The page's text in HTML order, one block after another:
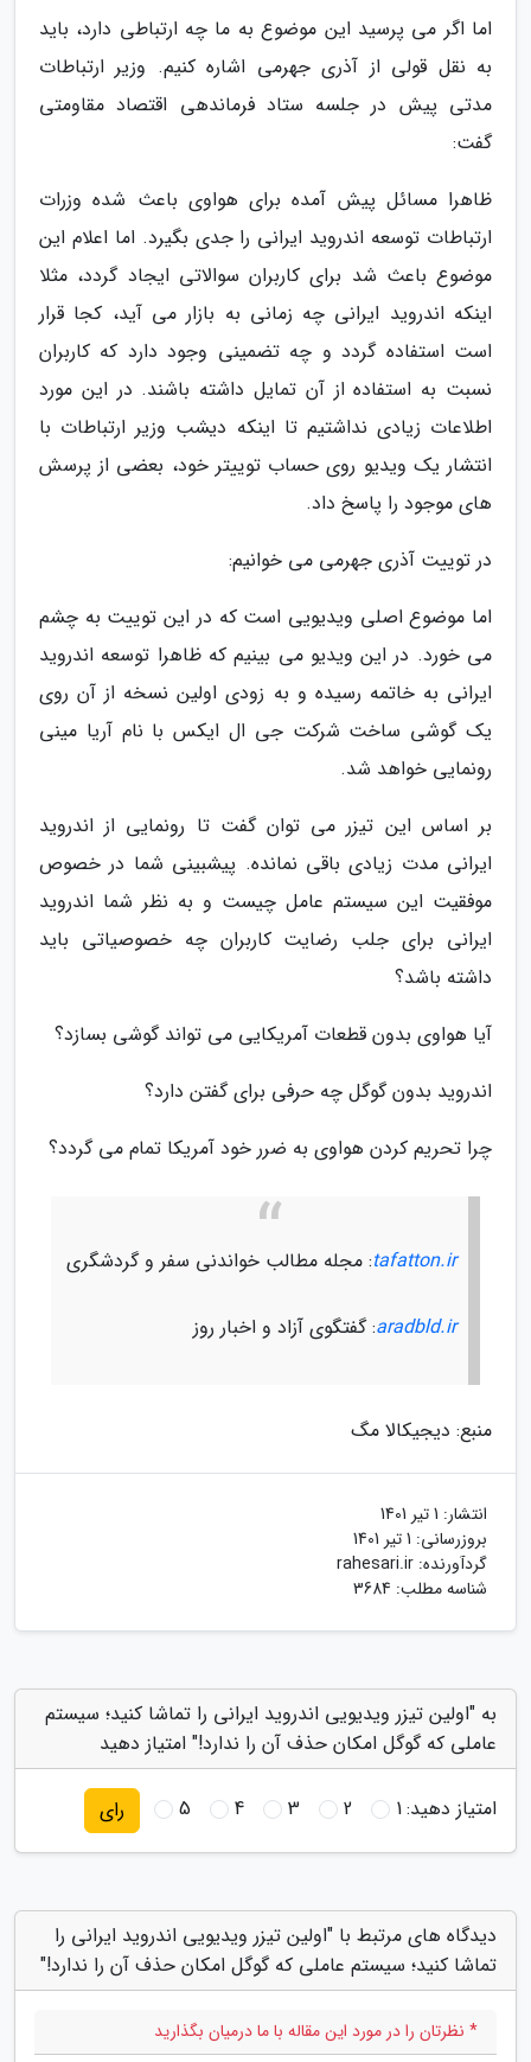
اما اگر می پرسید این موضوع به ما چه ارتباطی دارد، باید
به نقل قولی از آذری جهرمی اشاره کنیم. وزیر ارتباطات
مدتی پیش در جلسه ستاد فرماندهی اقتصاد مقاومتی
گفت:
ظاهرا مسائل پیش آمده برای هواوی باعث شده وزرات
ارتباطات توسعه اندروید ایرانی را جدی بگیرد. اما اعلام این
موضوع باعث شد برای کاربران سوالاتی ایجاد گردد، مثلا
اینکه اندروید ایرانی چه زمانی به بازار می آید، کجا قرار
است استفاده گردد و چه تضمینی وجود دارد که کاربران
نسبت به استفاده از آن تمایل داشته باشند. در این مورد
اطلاعات زیادی نداشتیم تا اینکه دیشب وزیر ارتباطات با
انتشار یک ویدیو روی حساب توییتر خود، بعضی از پرسش
های موجود را پاسخ داد.
در توییت آذری جهرمی می خوانیم:
اما موضوع اصلی ویدیویی است که در این توییت به چشم
می خورد. در این ویدیو می بینیم که ظاهرا توسعه اندروید
ایرانی به خاتمه رسیده و به زودی اولین نسخه از آن روی
یک گوشی ساخت شرکت جی ال ایکس با نام آریا مینی
رونمایی خواهد شد.
بر اساس این تیزر می توان گفت تا رونمایی از اندروید
ایرانی مدت زیادی باقی نمانده. پیشبینی شما در خصوص
موفقیت این سیستم عامل چیست و به نظر شما اندروید
ایرانی برای جلب رضایت کاربران چه خصوصیاتی باید
داشته باشد؟
آیا هواوی بدون قطعات آمریکایی می تواند گوشی بسازد؟
اندروید بدون گوگل چه حرفی برای گفتن دارد؟
چرا تحریم کردن هواوی به ضرر خود آمریکا تمام می گردد؟
tafatton.ir: مجله مطالب خواندنی سفر و گردشگری
aradbld.ir: گفتگوی آزاد و اخبار روز
منبع: دیجیکالا مگ
انتشار: 1 تیر 1401
بروزرسانی: 1 تیر 1401
گردآورنده: rahesari.ir
شناسه مطلب: 3684
به "اولین تیزر ویدیویی اندروید ایرانی را تماشا کنید؛ سیستم
عاملی که گوگل امکان حذف آن را ندارد!" امتیاز دهید
امتیاز دهید:1
2
3
4
5 رای
دیدگاه های مرتبط با "اولین تیزر ویدیویی اندروید ایرانی را
تماشا کنید؛ سیستم عاملی که گوگل امکان حذف آن را ندارد!"
* نظرتان را در مورد این مقاله با ما درمیان بگذارید